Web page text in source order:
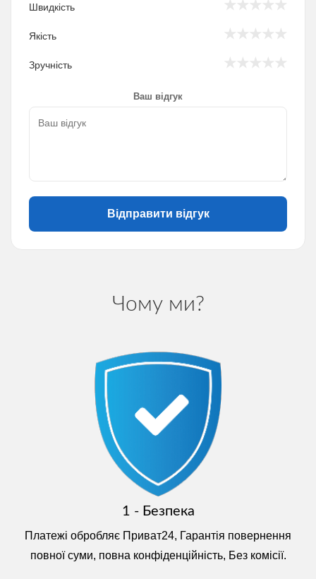
Швидкість
Якість
Зручність
Ваш відгук
Відправити відгук
Чому ми?
1 - Безпека
Платежі обробляє Приват24, Гарантія повернення
повної суми, повна конфіденційність, Без комісії.